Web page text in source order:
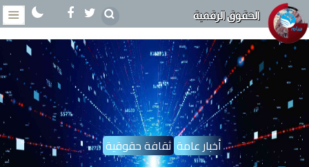
الحقوق الرقمية
ثقافة حقوقية أخبار عامة